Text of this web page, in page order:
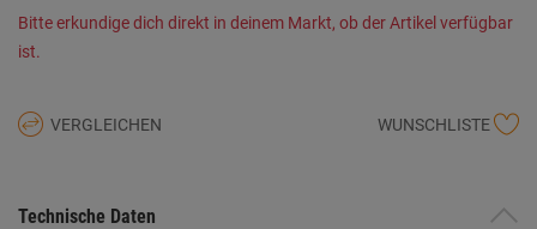
Bitte erkundige dich direkt in deinem Markt, ob der Artikel verfügbar
ist.
VERGLEICHEN WUNSCHLISTE
Technische Daten